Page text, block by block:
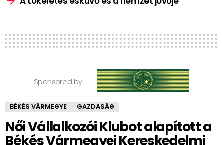
Sponsored by
BÉKÉS VÁRMEGYE GAZDASÁG
Női Vállalkozói Klubot alapított a
Békés Vármegyei Kereskedelmi